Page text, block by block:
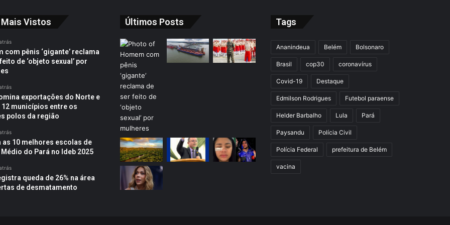
Vistos
com pênis ‘gigante’ reclama
de ‘objeto sexual’ por
exportações do Norte e
municípios entre os
polos da região
as 10 melhores escolas de
do Pará no Ideb 2025
queda de 26% na área
de desmatamento
Últimos Posts Tags
Ananindeua Belém Bolsonaro
Brasil cop30 coronavírus
Covid-19 Destaque
Edmilson Rodrigues Futebol paraense
Helder Barbalho Lula Pará
Paysandu Polícia Civil
Polícia Federal prefeitura de Belém
vacina